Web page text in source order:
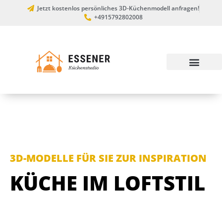
Jetzt kostenlos persönliches 3D-Küchenmodell anfragen!
+4915792802008
3D-MODELLE FÜR SIE ZUR INSPIRATION
KÜCHE IM LOFTSTIL